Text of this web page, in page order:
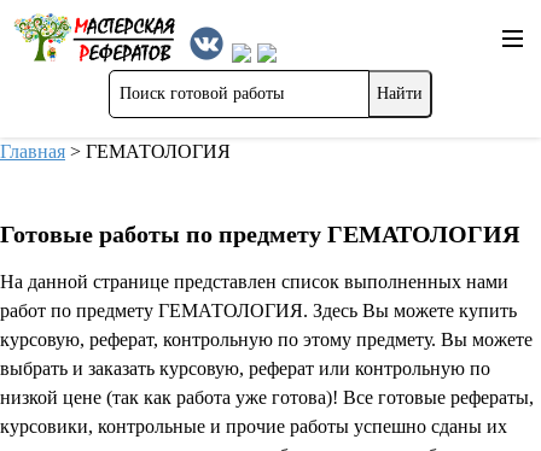
Главная > ГЕМАТОЛОГИЯ
Готовые работы по предмету ГЕМАТОЛОГИЯ
На данной странице представлен список выполненных нами
работ по предмету ГЕМАТОЛОГИЯ. Здесь Вы можете купить
курсовую, реферат, контрольную по этому предмету. Вы можете
выбрать и заказать курсовую, реферат или контрольную по
низкой цене (так как работа уже готова)! Все готовые рефераты,
курсовики, контрольные и прочие работы успешно сданы их